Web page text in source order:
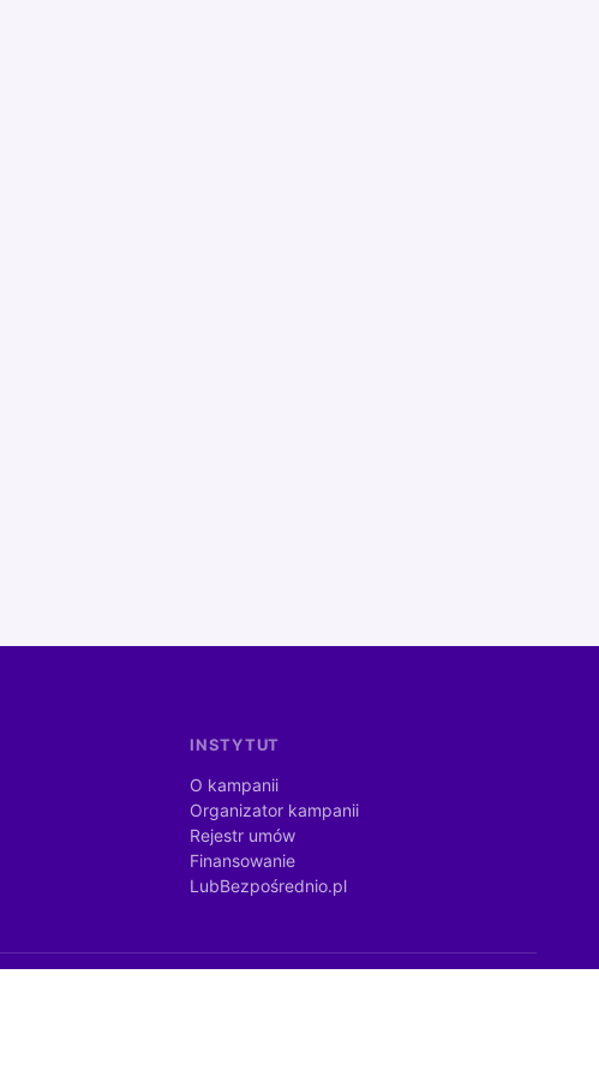
INSTYTUT
O kampanii
Organizator kampanii
Rejestr umów
Finansowanie
LubBezpośrednio.pl